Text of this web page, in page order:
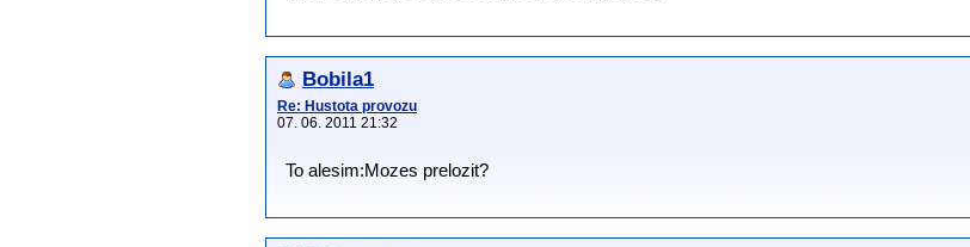
Bobila1
Re: Hustota provozu
07. 06. 2011 21:32
To alesim:Mozes prelozit?